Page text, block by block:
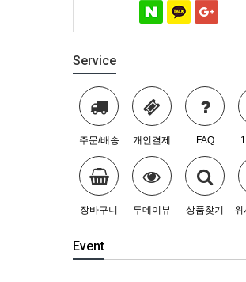
Service
주문/배송 개인결제 FAQ
장바구니 투데이뷰 상품찾기 위
Event